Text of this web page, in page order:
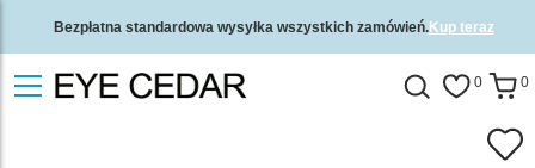
Bezpłatna standardowa wysyłka wszystkich zamówień.Kup teraz
2-letnia gwarancja jakości i 30-dniowa gwarancja zwrotu pieniędzy.
0 0